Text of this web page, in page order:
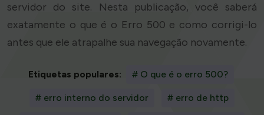
servidor do site. Nesta publicação, você saberá
exatamente o que é o Erro 500 e como corrigi-lo
antes que ele atrapalhe sua navegação novamente.
Etiquetas populares: # O que é o erro 500?
# erro interno do servidor # erro de http